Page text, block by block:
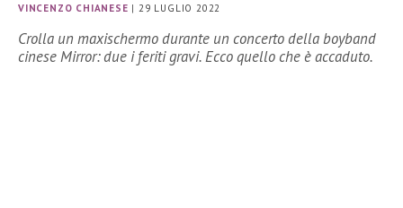
VINCENZO CHIANESE |29 LUGLIO 2022
Crolla un maxischermo durante un concerto della boyband
cinese Mirror: due i feriti gravi. Ecco quello che è accaduto.